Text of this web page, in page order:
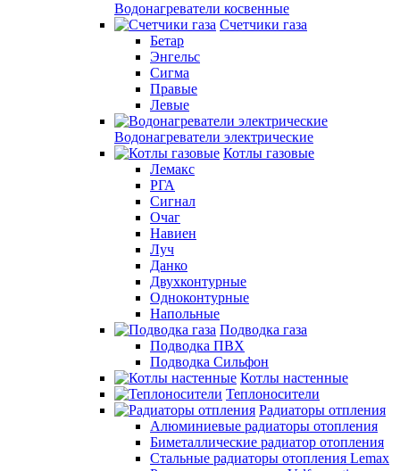
Водонагреватели косвенные
Счетчики газа
Бетар
Энгельс
Сигма
Правые
Левые
Водонагреватели электрические
Котлы газовые
Лемакс
РГА
Сигнал
Очаг
Навиен
Луч
Данко
Двухконтурные
Одноконтурные
Напольные
Подводка газа
Подводка ПВХ
Подводка Сильфон
Котлы настенные
Теплоносители
Радиаторы отпления
Алюминиевые радиаторы отопления
Биметаллические радиатор отопления
Стальные радиаторы отопления Lemax